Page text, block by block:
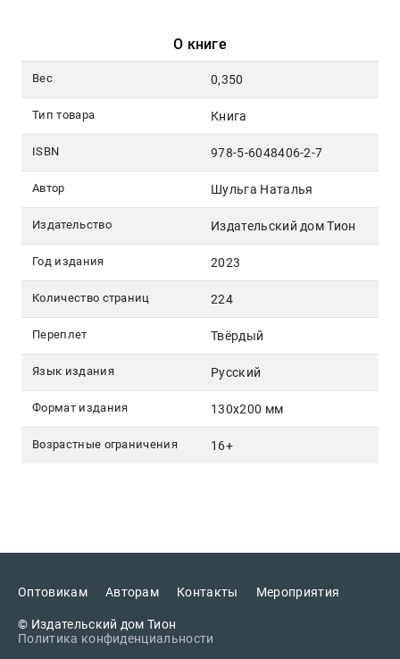
О книге
Вес 0,350
Тип товара Книга
ISBN 978-5-6048406-2-7
Автор Шульга Наталья
Издательство Издательский дом Тион
Год издания 2023
Количество страниц 224
Переплет Твёрдый
Язык издания Русский
Формат издания 130х200 мм
Возрастные ограничения 16+
Оптовикам Авторам Контакты Мероприятия
© Издательский дом Тион
Политика конфиденциальности